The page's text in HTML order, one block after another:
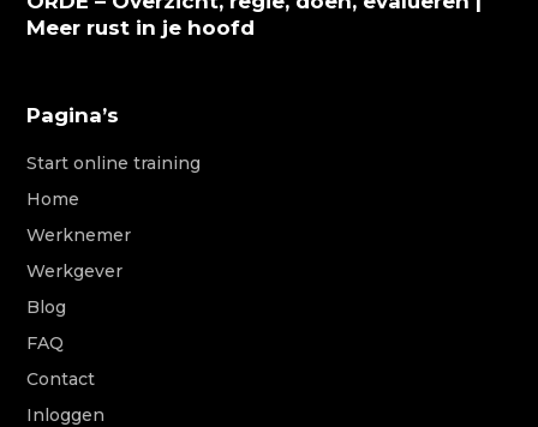
Meer rust in je hoofd
Pagina’s
Start online training
Home
Werknemer
Werkgever
Blog
FAQ
Contact
Inloggen